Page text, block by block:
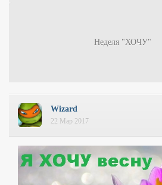
Неделя "ХОЧУ"
Wizard
22 Мар 2017